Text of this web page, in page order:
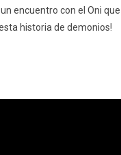
encuentro con el Oni que
historia de demonios!